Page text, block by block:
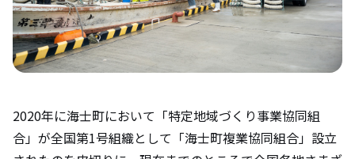
2020年に海士町において「特定地域づくり事業協同組
合」が全国第1号組織として「海士町複業協同組合」設立